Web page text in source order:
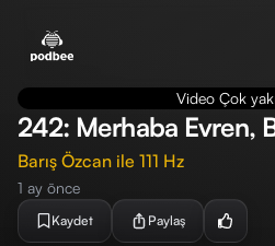
menu
Video Çok
242: Merhaba Evren,
Barış Özcan ile 111 Hz
1 ay önce
Kaydet Paylaş